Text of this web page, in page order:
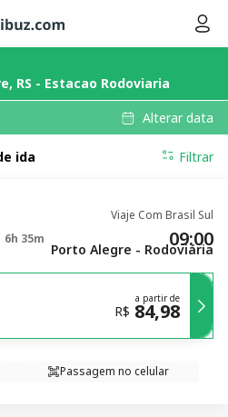
RS - Estacao Rodoviaria
Alterar data
ida Filtrar
Viaje Com Brasil Sul
6h 35m 09:00
Porto Alegre - Rodoviária
a partir de
R$ 84,98
Passagem no celular